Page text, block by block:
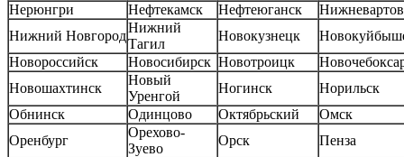
Нерюнгри
Нефтекамск Нефтеюганск
Нижний Новгород
Нижний
Тагил
Новокузнецк
Новороссийск
Новосибирск Новотроицк
Новошахтинск
Новый
Уренгой
Ногинск
Норильск
Обнинск
Одинцово Октябрьский
Омск
Оренбург
Орехово-
Зуево
Орск Пенза